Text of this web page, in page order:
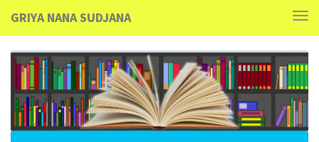
GRIYA NANA SUDJANA